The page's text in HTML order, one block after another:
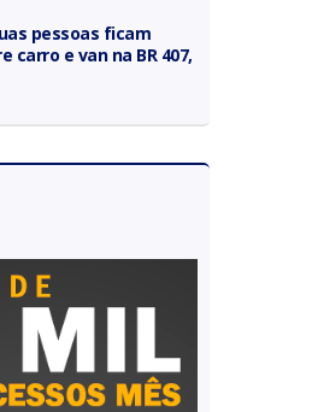
pessoas ficam
carro e van na BR 407,